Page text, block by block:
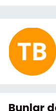
Bunlar